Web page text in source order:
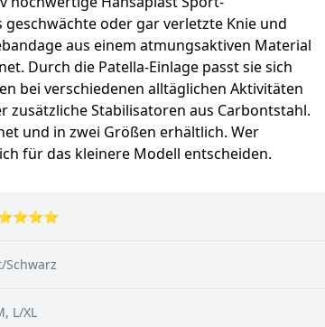
oder gar verletzte Knie und
aus einem atmungsaktiven Material
Durch die Patella-Einlage passt sie sich
bei verschiedenen alltäglichen Aktivitäten
Stabilisatoren aus Carbontstahl.
und in zwei Größen erhältlich. Wer
für das kleinere Modell entscheiden.
Schwarz
L/XL